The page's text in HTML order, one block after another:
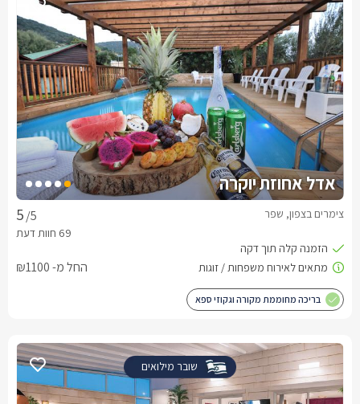
אדל אחוזת יוקרה
/5 צימרים בצפון, שפר
החל מ- ₪1100
בריכה מחוממת מקורה וגקוזי ספא
שובר מילואים